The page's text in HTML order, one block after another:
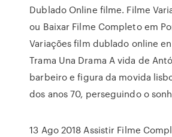
Dublado Online filme. Filme
ou Baixar Filme Completo em
Variações film dublado online
Trama Una Drama A vida de
barbeiro e figura da movida
dos anos 70, perseguindo o
13 Ago 2018 Assistir Filme